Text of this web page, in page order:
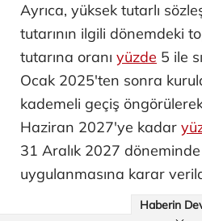
Ayrıca, yüksek tutarlı
tutarının ilgili dönemdeki
tutarına oranı yüzde 5 ile
Ocak 2025'ten sonra
kademeli geçiş
Haziran 2027'ye kadar
31 Aralık 2027
uygulanmasına karar
Haberin